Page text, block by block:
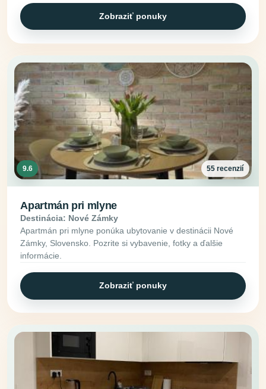
Zobraziť ponuky
9.6 55 recenzií
Apartmán pri mlyne
Destinácia: Nové Zámky
Apartmán pri mlyne ponúka ubytovanie v destinácii Nové
Zámky, Slovensko. Pozrite si vybavenie, fotky a ďalšie
informácie.
Zobraziť ponuky